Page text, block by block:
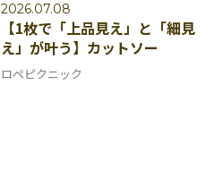
2026.07.08
【1枚で「上品見え」と「細見
え」が叶う】カットソー
ロペピクニック